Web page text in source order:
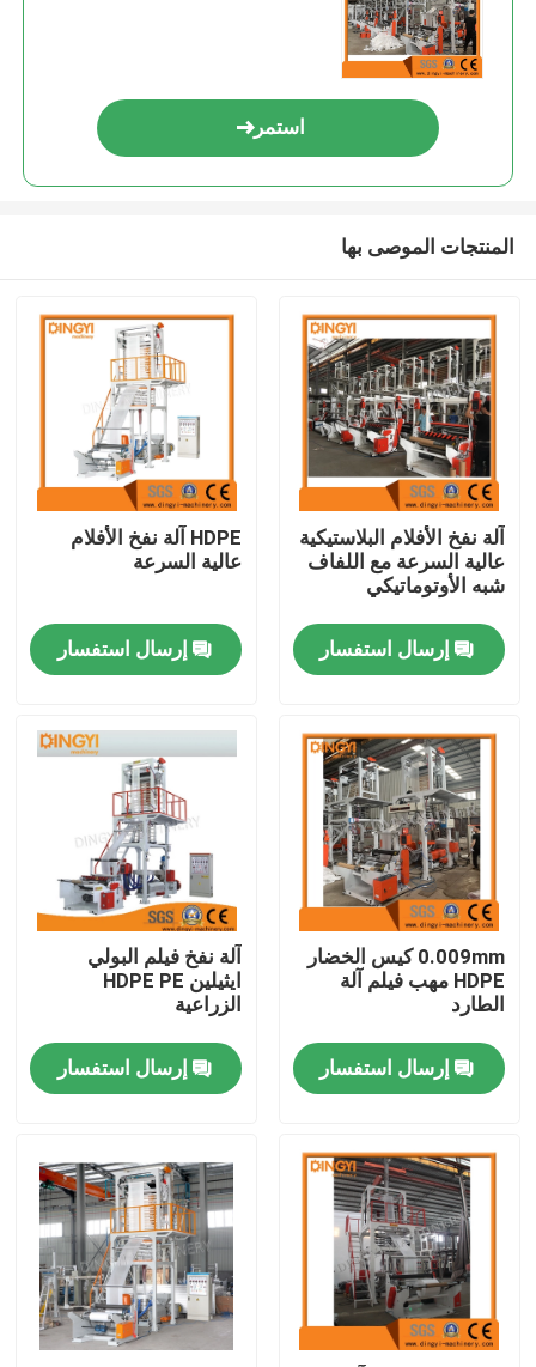
مسكن
منتجات
معلومات عنا
جولة في المعمل
مراقبة الجودة
اتصل بنا
آلة نفخ الفيلم
HDPE آلة نفخ الفيلم
آلة نفخ الأفلام البلاستيكية LDPE
استمر
المنتجات الموصى بها
آلة نفخ الأفلام البلاستيكية
عالية السرعة مع اللفاف
شبه الأوتوماتيكي
إرسال استفسار
HDPE آلة نفخ الأفلام
عالية السرعة
إرسال استفسار
0.009mm كيس الخضار
HDPE مهب فيلم آلة
الطارد
إرسال استفسار
آلة نفخ فيلم البولي
ايثيلين HDPE PE
الزراعية
إرسال استفسار